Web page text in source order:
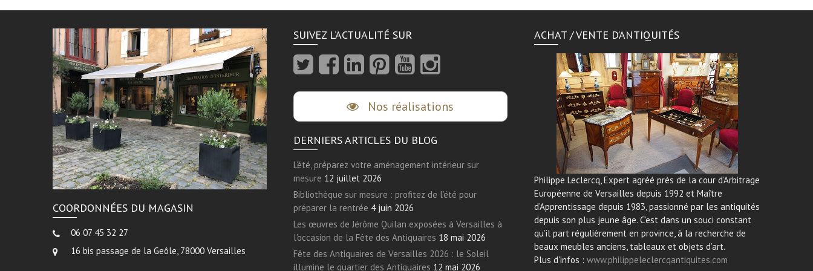
COORDONNÉES DU MAGASIN
06 07 45 32 27
16 bis passage de la Geôle, 78000 Versailles
SUIVEZ L’ACTUALITÉ SUR
Nos réalisations
DERNIERS ARTICLES DU BLOG
L’été, préparez votre aménagement intérieur sur
mesure 12 juillet 2026
Bibliothèque sur mesure : profitez de l’été pour
préparer la rentrée 4 juin 2026
Les œuvres de Jérôme Quilan exposées à Versailles à
l’occasion de la Fête des Antiquaires 18 mai 2026
Fête des Antiquaires de Versailles 2026 : le Soleil
illumine le quartier des Antiquaires 12 mai 2026
ACHAT / VENTE D’ANTIQUITÉS
Philippe Leclercq, Expert agréé près de la cour d’Arbitrage
Européenne de Versailles depuis 1992 et Maître
d’Apprentissage depuis 1983, passionné par les antiquités
depuis son plus jeune âge. C’est dans un souci constant
qu’il part régulièrement en province, à la recherche de
beaux meubles anciens, tableaux et objets d’art.
Plus d'infos : www.philippeleclercqantiquites.com